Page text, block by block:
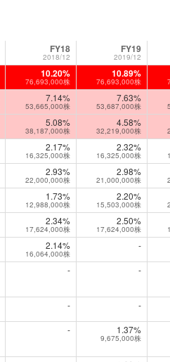
FY18
2018/12
FY19
2019/12
10.20%
76,693,000株
10.89%
76,693,000株
7.14%
53,665,000株
7.63%
53,687,000株
5.08%
38,187,000株
4.58%
32,219,000株
2.17%
16,325,000株
2.32%
16,325,000株
2.93%
22,000,000株
2.98%
21,000,000株
1.73%
12,988,000株
2.20%
15,503,000株
2.34%
17,624,000株
2.50%
17,624,000株
2.14%
16,064,000株
-
- -
- -
- 1.37%
9,675,000株